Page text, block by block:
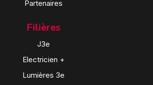
Partenaires
Filières
J3e
Electricien +
Lumières 3e